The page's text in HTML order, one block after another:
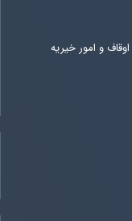
و امور خیریه